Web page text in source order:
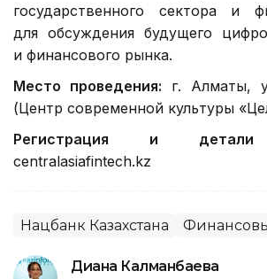
государственного сектора и
для обсуждения будущего
и финансового рынка.
Место проведения: г. Алматы,
(Центр современной культуры
Регистрация и детали
centralasiafintech.kz
Нацбанк Казахстана
Диана Калманбаева